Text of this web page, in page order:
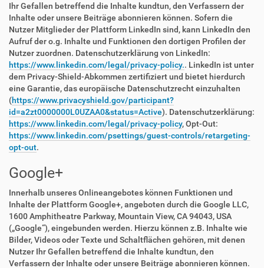
Ihr Gefallen betreffend die Inhalte kundtun, den Verfassern der
Inhalte oder unsere Beiträge abonnieren können. Sofern die
Nutzer Mitglieder der Plattform LinkedIn sind, kann LinkedIn den
Aufruf der o.g. Inhalte und Funktionen den dortigen Profilen der
Nutzer zuordnen. Datenschutzerklärung von LinkedIn:
https://www.linkedin.com/legal/privacy-policy.. LinkedIn ist unter
dem Privacy-Shield-Abkommen zertifiziert und bietet hierdurch
eine Garantie, das europäische Datenschutzrecht einzuhalten
(https://www.privacyshield.gov/participant?
id=a2zt0000000L0UZAA0&status=Active). Datenschutzerklärung:
https://www.linkedin.com/legal/privacy-policy, Opt-Out:
https://www.linkedin.com/psettings/guest-controls/retargeting-
opt-out.
Google+
Innerhalb unseres Onlineangebotes können Funktionen und
Inhalte der Plattform Google+, angeboten durch die Google LLC,
1600 Amphitheatre Parkway, Mountain View, CA 94043, USA
(„Google“), eingebunden werden. Hierzu können z.B. Inhalte wie
Bilder, Videos oder Texte und Schaltflächen gehören, mit denen
Nutzer Ihr Gefallen betreffend die Inhalte kundtun, den
Verfassern der Inhalte oder unsere Beiträge abonnieren können.